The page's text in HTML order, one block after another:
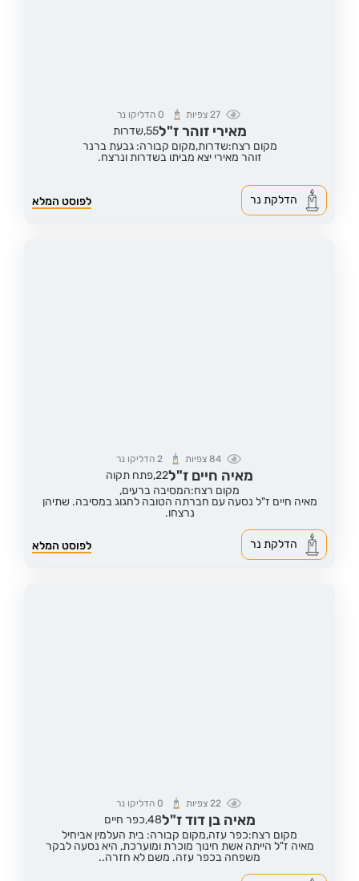
27צפיות 0 הדליקו נר
מאירי זוהר ז"ל55, שדרות
מקום רצח:שדרות,מקום קבורה: גבעת ברנר
זוהר מאירי יצא מביתו בשדרות ונרצח.
לפוסט המלא הדלקת נר
84 צפיות 2הדליקו נר
מאיה חיים ז"ל22,פתח תקוה
מקום רצח:המסיבה ברעים,
מאיה חיים ז"ל נסעה עם חברתה הטובה לחגוג במסיבה. שתיהן
נרצחו.
לפוסט המלא הדלקת נר
22 צפיות 0הדליקו נר
מאיה בן דוד ז"ל48, כפר חיים
מקום רצח:כפר עזה,מקום קבורה: בית העלמין אביחיל
מאיה ז"ל הייתה אשת חינוך מוכרת ומוערכת, היא נסעה לבקר
משפחה בכפר עזה. משם לא חזרה..